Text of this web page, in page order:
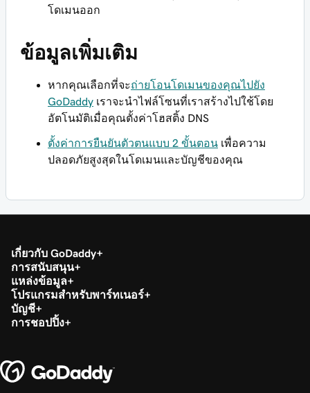
โดเมนออก
ข้อมูลเพิ่มเติม
หากคุณเลือกที่จะถ่ายโอนโดเมนของคุณไปยัง
GoDaddy เราจะนำไฟล์โซนที่เราสร้างไปใช้โดย
อัตโนมัติเมื่อคุณตั้งค่าโฮสติ้ง DNS
ตั้งค่าการยืนยันตัวตนแบบ 2 ขั้นตอน เพื่อความ
ปลอดภัยสูงสุดในโดเมนและบัญชีของคุณ
เกี่ยวกับ GoDaddy
การสนับสนุน
แหล่งข้อมูล
โปรแกรมสำหรับพาร์ทเนอร์
บัญชี
การชอปปิ้ง